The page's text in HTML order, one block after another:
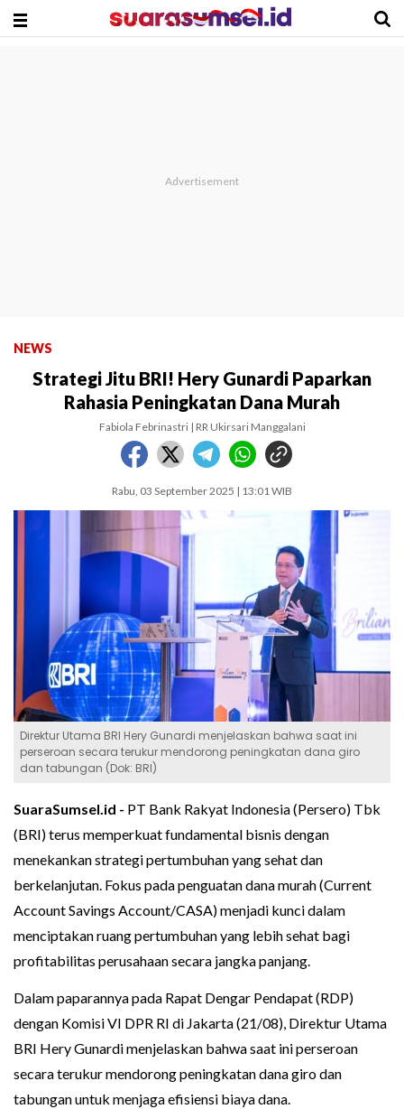
NEWS
Strategi Jitu BRI! Hery Gunardi Paparkan
Rahasia Peningkatan Dana Murah
Fabiola Febrinastri | RR Ukirsari Manggalani
Rabu, 03 September 2025 | 13:01 WIB
Direktur Utama BRI Hery Gunardi menjelaskan bahwa saat ini
perseroan secara terukur mendorong peningkatan dana giro
dan tabungan (Dok: BRI)
SuaraSumsel.id - PT Bank Rakyat Indonesia (Persero) Tbk
(BRI) terus memperkuat fundamental bisnis dengan
menekankan strategi pertumbuhan yang sehat dan
berkelanjutan. Fokus pada penguatan dana murah (Current
Account Savings Account/CASA) menjadi kunci dalam
menciptakan ruang pertumbuhan yang lebih sehat bagi
profitabilitas perusahaan secara jangka panjang.
Dalam paparannya pada Rapat Dengar Pendapat (RDP)
dengan Komisi VI DPR RI di Jakarta (21/08), Direktur Utama
BRI Hery Gunardi menjelaskan bahwa saat ini perseroan
secara terukur mendorong peningkatan dana giro dan
tabungan untuk menjaga efisiensi biaya dana.